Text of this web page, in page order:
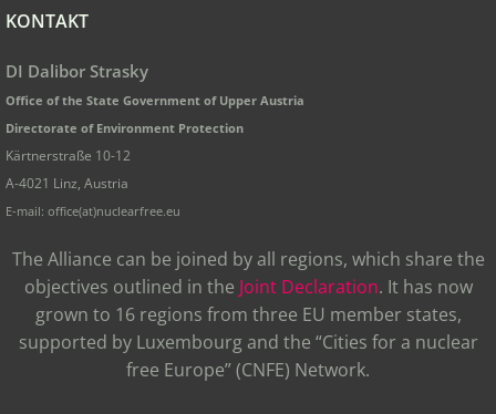
KONTAKT
DI Dalibor Strasky
Office of the State Government of Upper Austria
Directorate of Environment Protection
Kärtnerstraße 10-12
A-4021 Linz, Austria
E-mail: office(at)nuclearfree.eu
The Alliance can be joined by all regions, which share the
objectives outlined in the Joint Declaration. It has now
grown to 16 regions from three EU member states,
supported by Luxembourg and the “Cities for a nuclear
free Europe” (CNFE) Network.